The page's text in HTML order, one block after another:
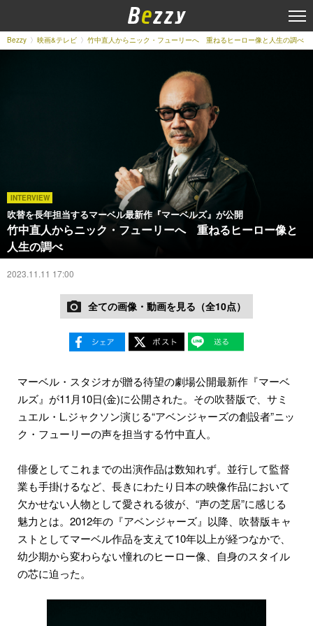
Bezzy 映画&テレビ 竹中直人からニック・フューリーへ 重ねるヒーロー像と人生の調べ
INTERVIEW
吹替を長年担当するマーベル最新作『マーベルズ』が公開
竹中直人からニック・フューリーへ 重ねるヒーロー像と
人生の調べ
2023.11.11 17:00
全ての画像・動画を見る（全10点）
マーベル・スタジオが贈る待望の劇場公開最新作『マーベ
ルズ』が11月10日(金)に公開された。その吹替版で、サミ
ュエル・L.ジャクソン演じる“アベンジャーズの創設者”ニッ
ク・フューリーの声を担当する竹中直人。
俳優としてこれまでの出演作品は数知れず。並行して監督
業も手掛けるなど、長きにわたり日本の映像作品において
欠かせない人物として愛される彼が、“声の芝居”に感じる
魅力とは。2012年の『アベンジャーズ』以降、吹替版キャ
ストとしてマーベル作品を支えて10年以上が経つなかで、
幼少期から変わらない憧れのヒーロー像、自身のスタイル
の芯に迫った。